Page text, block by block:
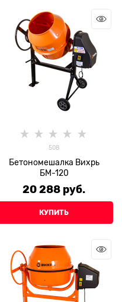
508
Бетономешалка Вихрь
БМ-120
20 288 руб.
КУПИТЬ